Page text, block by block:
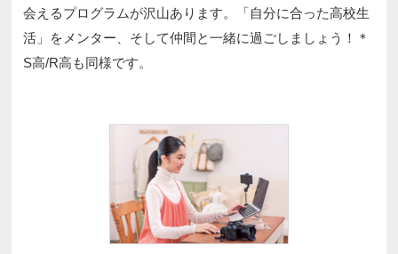
会えるプログラムが沢山あります。「自分に合った高校生
活」をメンター、そして仲間と一緒に過ごしましょう！＊
S高/R高も同様です。